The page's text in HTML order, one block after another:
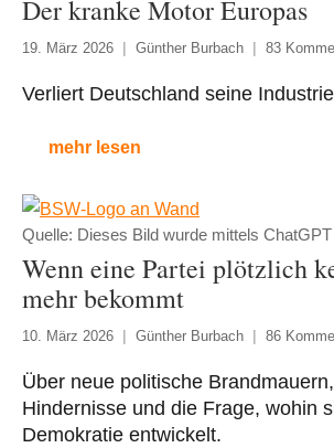
Der kranke Motor Europas
19. März 2026 Günther Burbach 83
Verliert Deutschland seine
mehr lesen
Quelle: Dieses Bild wurde mittels
Wenn eine Partei plötzlich
mehr bekommt
10. März 2026 Günther Burbach 86
Über neue politische
Hindernisse und die Frage, wohin
Demokratie entwickelt.